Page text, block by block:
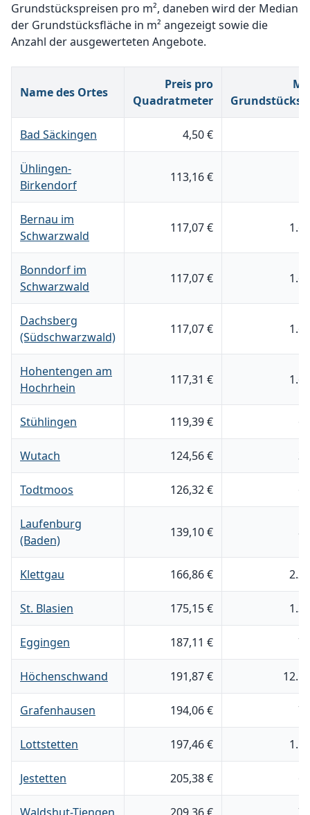
Grundstückspreisen pro m², daneben wird der Median
der Grundstücksfläche in m² angezeigt sowie die
Anzahl der ausgewerteten Angebote.
Name des Ortes
Preis pro
Quadratmeter
Bad Säckingen 4,50 €
Ühlingen-
Birkendorf
113,16 €
Bernau im
Schwarzwald
117,07 €
Bonndorf im
Schwarzwald
117,07 €
Dachsberg
(Südschwarzwald)
117,07 €
Hohentengen am
Hochrhein
117,31 €
Stühlingen 119,39 €
Wutach 124,56 €
Todtmoos 126,32 €
Laufenburg
(Baden)
139,10 €
Klettgau 166,86 €
St. Blasien 175,15 €
Eggingen 187,11 €
Höchenschwand 191,87 €
Grafenhausen 194,06 €
Lottstetten 197,46 €
Jestetten 205,38 €